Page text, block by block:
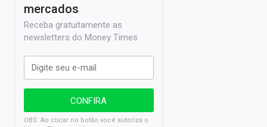
mercados
Receba gratuitamente as
newsletters do Money Times
OBS: Ao clicar no botão você autoriza o